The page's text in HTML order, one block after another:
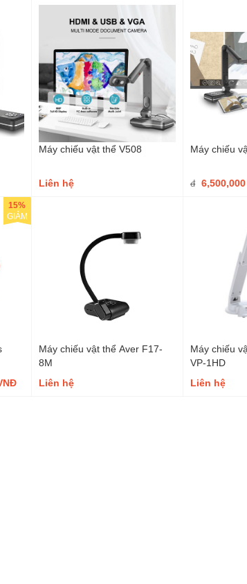
Máy chiếu vật thể V508
Liên hệ
Máy chiếu
đ
15%
GIẢM
Máy chiếu vật thể Aver F17-
8M
Liên hệ
Máy chiếu
VP-1HD
Liên hệ